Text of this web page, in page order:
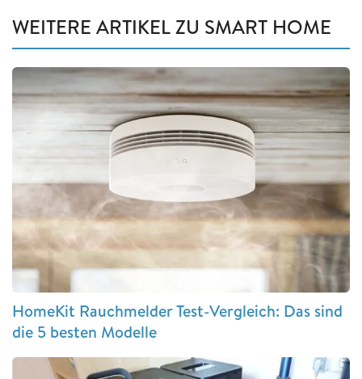
WEITERE ARTIKEL ZU SMART HOME
HomeKit Rauchmelder Test-Vergleich: Das sind
die 5 besten Modelle